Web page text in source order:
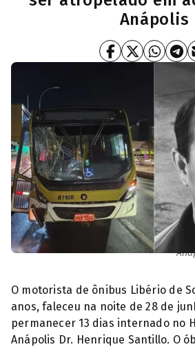
Anápolis
Motorista de ônibus morre após ser
O motorista de ônibus Libério de
anos, faleceu na noite de 28 de
permanecer 13 dias internado no
Anápolis Dr. Henrique Santillo. O